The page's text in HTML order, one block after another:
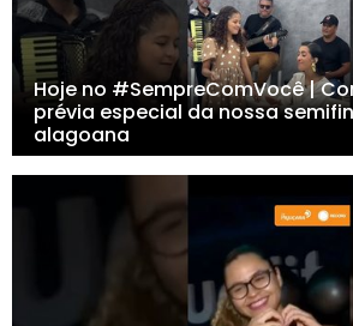
Hoje no #SempreComVocê |
prévia especial da nossa
alagoana